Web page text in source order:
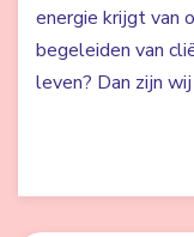
energie krijgt van
begeleiden van
leven? Dan zijn